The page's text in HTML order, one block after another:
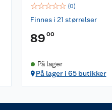
☆☆☆☆☆ (0)
Finnes i 21 størrelser
89 00
På lager
På lager i 65 butikker